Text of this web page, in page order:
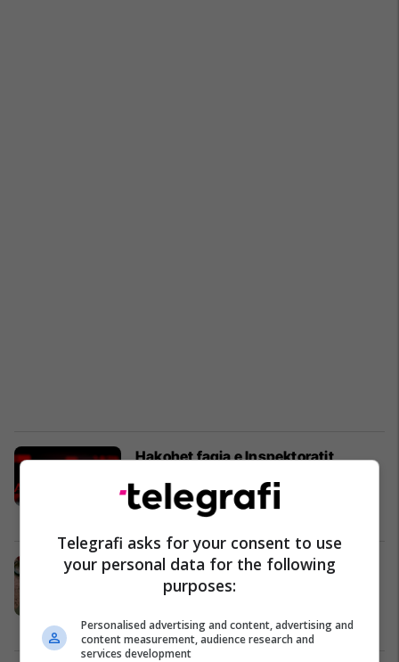
Hakohet faqja e Inspektoratit,
qytetarët të mos ju besojnë
postimeve të fundit
Lajme 20/01/2026
Këto dy shtete nuk kanë kryeqytet:
Njëri ndodhet në Evropë dhe është
Lifestyle 06/01/2026
Telegrafi asks for your consent to use
your personal data for the following
purposes:
Personalised advertising and content, advertising and
content measurement, audience research and
services development